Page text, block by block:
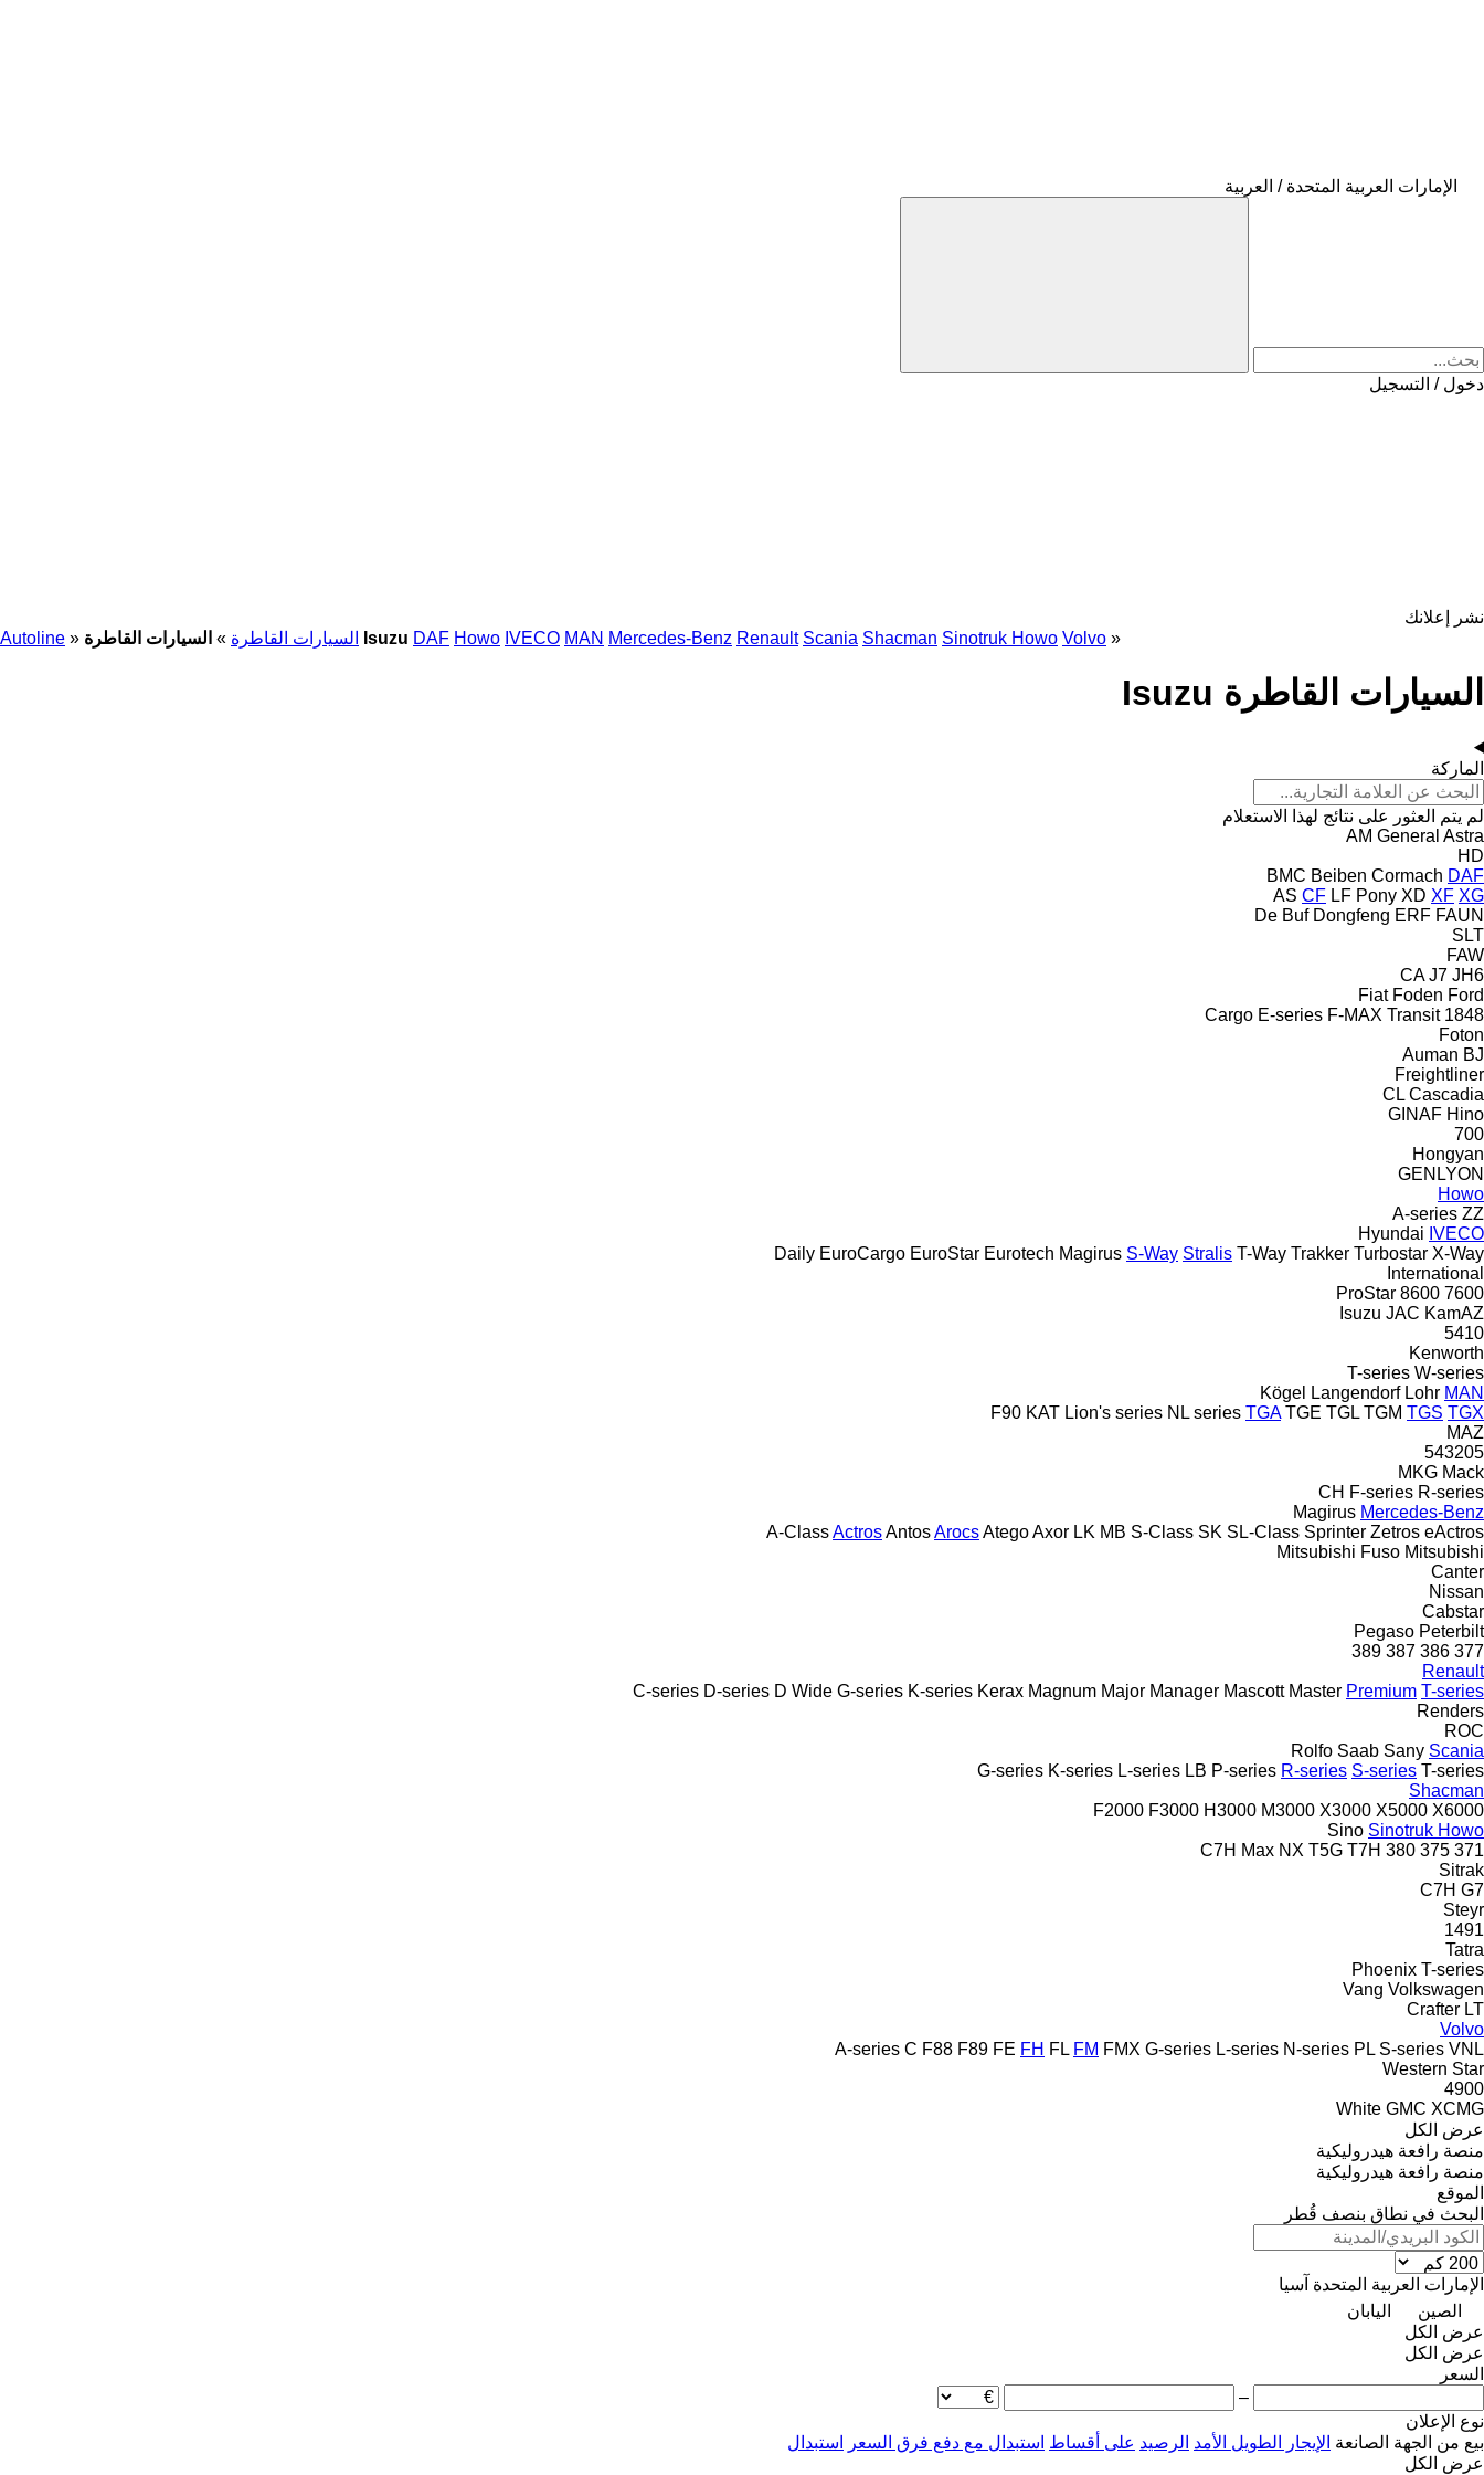
الإمارات العربية المتحدة / العربية
دخول / التسجيل
نشر إعلانك
Autoline » السيارات القاطرة » السيارات القاطرة Isuzu DAF Howo IVECO MAN Mercedes-Benz Renault Scania Shacman Sinotruk Howo Volvo »
السيارات القاطرة Isuzu
الماركة
لم يتم العثور على نتائج لهذا الاستعلام
AM General Astra
HD
BMC Beiben Cormach DAF
AS CF LF Pony XD XF XG
De Buf Dongfeng ERF FAUN
SLT
FAW
CA J7 JH6
Fiat Foden Ford
1848
Cargo E-series F-MAX Transit
Foton
Auman BJ
Freightliner
CL Cascadia
GINAF Hino
700
Hongyan
GENLYON
Howo
A-series ZZ
Hyundai IVECO
Daily EuroCargo EuroStar Eurotech Magirus S-Way Stralis T-Way Trakker Turbostar X-Way
International
7600
8600
ProStar
Isuzu JAC KamAZ
5410
Kenworth
T-series W-series
Kögel
Langendorf Lohr MAN
F90 KAT Lion's series NL series TGA TGE TGL TGM TGS TGX
MAZ
543205
MKG Mack
CH F-series R-series
Magirus Mercedes-Benz
A-ClassActrosAntosArocsAtegoAxor LK MB S-Class SK SL-Class Sprinter Zetros eActros
Mitsubishi Fuso Mitsubishi
Canter
Nissan
Cabstar
Pegaso Peterbilt
377
386
387
389
Renault
C-series D-series D Wide G-series K-series Kerax Magnum Major Manager Mascott Master Premium T-series
Renders
ROC
Rolfo Saab Sany Scania
G-series K-series L-series LB P-series R-series S-series T-series
Shacman
F2000 F3000 H3000 M3000 X3000 X5000 X6000
Sino Sinotruk Howo
371
375
380
C7H Max NX T5G T7H
Sitrak
C7H G7
Steyr
1491
Tatra
Phoenix T-series
Vang Volkswagen
Crafter LT
Volvo
A-series C F88 F89 FE FH FL FM FMX G-series L-series N-series PL S-series VNL
Western Star
4900
White GMC XCMG
عرض الكل
منصة رافعة هيدروليكية
منصة رافعة هيدروليكية
الموقع
البحث في نطاق بنصف قُطر
الإمارات العربية المتحدة آسيا
الصين
اليابان
عرض الكل
عرض الكل
السعر
–
نوع الإعلان
بيع من الجهة الصانعة الإيجار الطويل الأمد الرصيد على أقساط استبدال مع دفع فرق السعر
استبدال
عرض الكل